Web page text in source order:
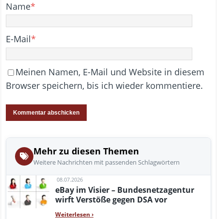
Name*
E-Mail*
Meinen Namen, E-Mail und Website in diesem
Browser speichern, bis ich wieder kommentiere.
Mehr zu diesen Themen
Weitere Nachrichten mit passenden Schlagwörtern
08.07.2026
eBay im Visier – Bundesnetzagentur
wirft Verstöße gegen DSA vor
Weiterlesen ›